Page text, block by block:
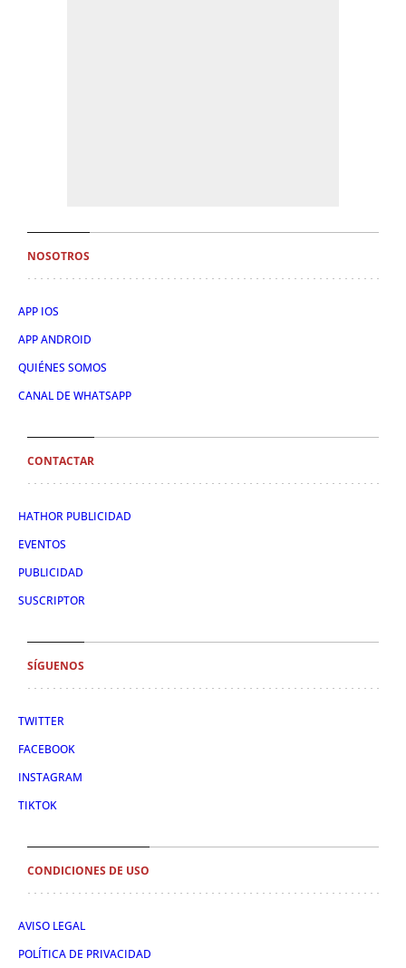
NOSOTROS
APP IOS
APP ANDROID
QUIÉNES SOMOS
CANAL DE WHATSAPP
CONTACTAR
HATHOR PUBLICIDAD
EVENTOS
PUBLICIDAD
SUSCRIPTOR
SÍGUENOS
TWITTER
FACEBOOK
INSTAGRAM
TIKTOK
CONDICIONES DE USO
AVISO LEGAL
POLÍTICA DE PRIVACIDAD